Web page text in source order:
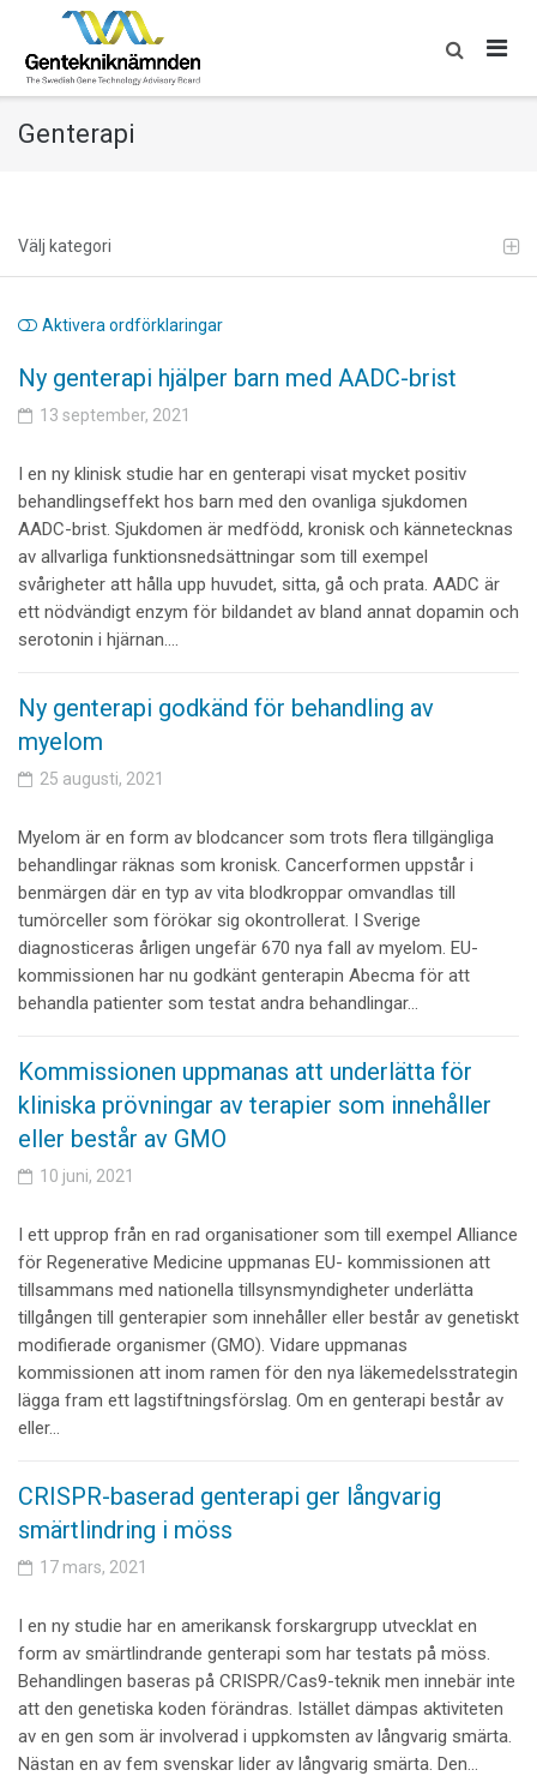
content
Genterapi
Välj kategori
Aktivera ordförklaringar
Ny genterapi hjälper barn med AADC-brist
13 september, 2021
I en ny klinisk studie har en genterapi visat mycket positiv
behandlingseffekt hos barn med den ovanliga sjukdomen
AADC-brist. Sjukdomen är medfödd, kronisk och kännetecknas
av allvarliga funktionsnedsättningar som till exempel
svårigheter att hålla upp huvudet, sitta, gå och prata. AADC är
ett nödvändigt enzym för bildandet av bland annat dopamin och
serotonin i hjärnan.…
Ny genterapi godkänd för behandling av
myelom
25 augusti, 2021
Myelom är en form av blodcancer som trots flera tillgängliga
behandlingar räknas som kronisk. Cancerformen uppstår i
benmärgen där en typ av vita blodkroppar omvandlas till
tumörceller som förökar sig okontrollerat. I Sverige
diagnosticeras årligen ungefär 670 nya fall av myelom. EU-
kommissionen har nu godkänt genterapin Abecma för att
behandla patienter som testat andra behandlingar…
Kommissionen uppmanas att underlätta för
kliniska prövningar av terapier som innehåller
eller består av GMO
10 juni, 2021
I ett upprop från en rad organisationer som till exempel Alliance
för Regenerative Medicine uppmanas EU- kommissionen att
tillsammans med nationella tillsynsmyndigheter underlätta
tillgången till genterapier som innehåller eller består av genetiskt
modifierade organismer (GMO). Vidare uppmanas
kommissionen att inom ramen för den nya läkemedelsstrategin
lägga fram ett lagstiftningsförslag. Om en genterapi består av
eller…
CRISPR-baserad genterapi ger långvarig
smärtlindring i möss
17 mars, 2021
I en ny studie har en amerikansk forskargrupp utvecklat en
form av smärtlindrande genterapi som har testats på möss.
Behandlingen baseras på CRISPR/Cas9-teknik men innebär inte
att den genetiska koden förändras. Istället dämpas aktiviteten
av en gen som är involverad i uppkomsten av långvarig smärta.
Nästan en av fem svenskar lider av långvarig smärta. Den…